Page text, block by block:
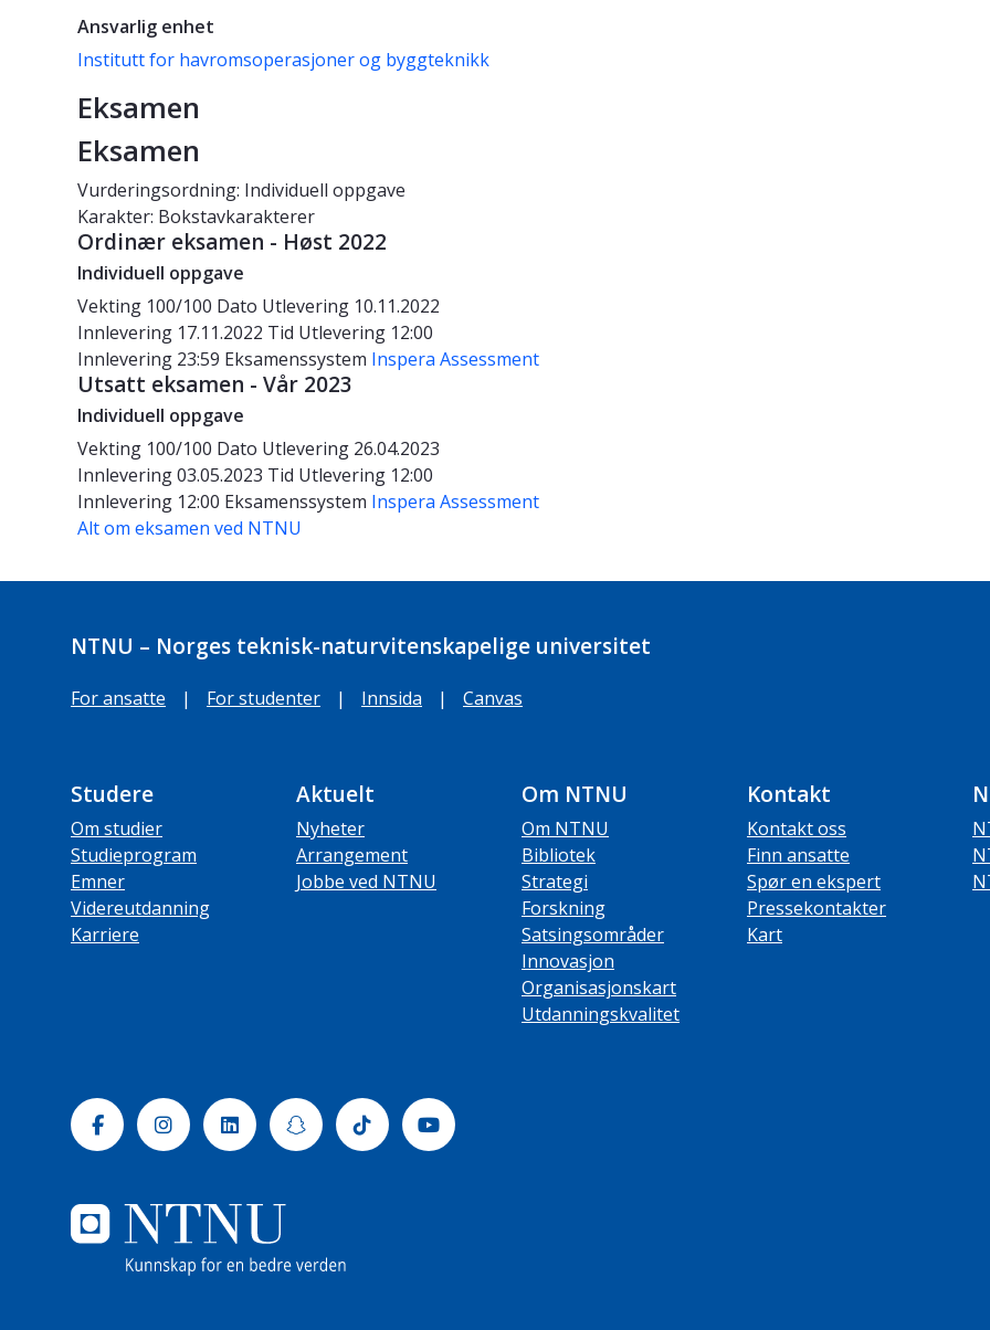
Ansvarlig enhet
Institutt for havromsoperasjoner og byggteknikk
Eksamen
Eksamen
Vurderingsordning: Individuell oppgave
Karakter: Bokstavkarakterer
Ordinær eksamen - Høst 2022
Individuell oppgave
Vekting 100/100 Dato Utlevering 10.11.2022
Innlevering 17.11.2022 Tid Utlevering 12:00
Innlevering 23:59 Eksamenssystem Inspera Assessment
Utsatt eksamen - Vår 2023
Individuell oppgave
Vekting 100/100 Dato Utlevering 26.04.2023
Innlevering 03.05.2023 Tid Utlevering 12:00
Innlevering 12:00 Eksamenssystem Inspera Assessment
Alt om eksamen ved NTNU
NTNU – Norges teknisk-naturvitenskapelige universitet
For ansatte | For studenter | Innsida | Canvas
Studere
Om studier
Studieprogram
Emner
Videreutdanning
Karriere
Aktuelt
Nyheter
Arrangement
Jobbe ved NTNU
Om NTNU
Om NTNU
Bibliotek
Strategi
Forskning
Satsingsområder
Innovasjon
Organisasjonskart
Utdanningskvalitet
Kontakt
Kontakt oss
Finn ansatte
Spør en ekspert
Pressekontakter
Kart
FacebookInstagramLinkedinSnapchatTiktok Youtube